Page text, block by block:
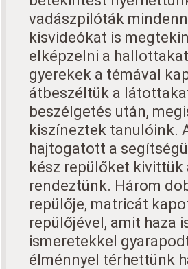
vadászpilóták
kisvideókat is
elképzelni a
gyerekek a témával
átbeszéltük a
beszélgetés után,
kiszíneztek tanulóink.
hajtogatott a
kész repülőket kivittük
rendeztünk. Három
repülője, matricát
repülőjével, amit haza
ismeretekkel
élménnyel térhettünk